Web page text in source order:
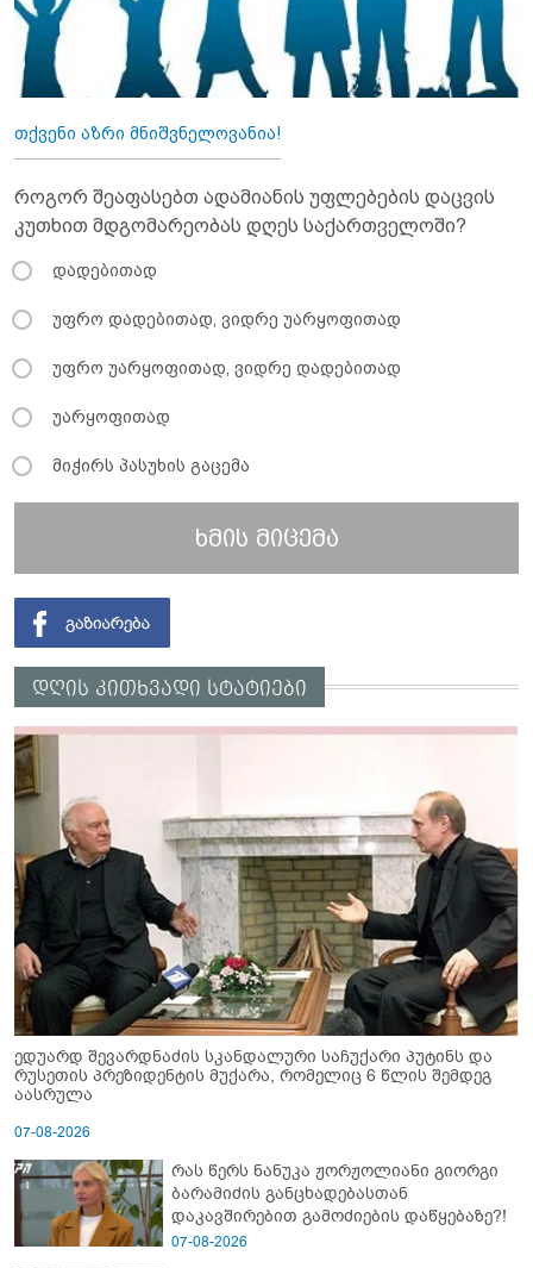
თქვენი აზრი მნიშვნელოვანია!
როგორ შეაფასებთ ადამიანის უფლებების დაცვის
კუთხით მდგომარეობას დღეს საქართველოში?
დადებითად
უფრო დადებითად, ვიდრე უარყოფითად
უფრო უარყოფითად, ვიდრე დადებითად
უარყოფითად
მიჭირს პასუხის გაცემა
ხმის მიცემა
დღის კითხვადი სტატიები
ედუარდ შევარდნაძის სკანდალური საჩუქარი პუტინს და
რუსეთის პრეზიდენტის მუქარა, რომელიც 6 წლის შემდეგ
აასრულა
07-08-2026
რას წერს ნანუკა ჟორჟოლიანი გიორგი
ბარამიძის განცხადებასთან
დაკავშირებით გამოძიების დაწყებაზე?!
07-08-2026